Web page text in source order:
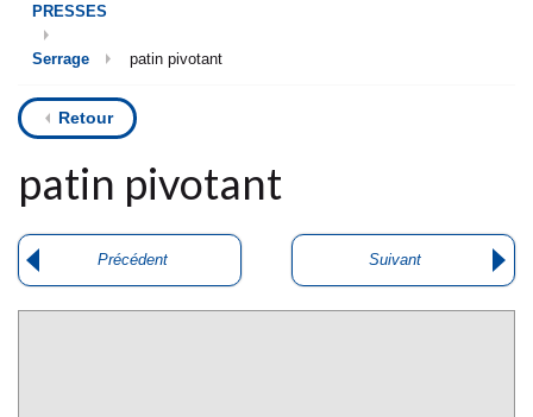
PRESSES
Serrage patin pivotant
Retour
patin pivotant
Précédent Suivant